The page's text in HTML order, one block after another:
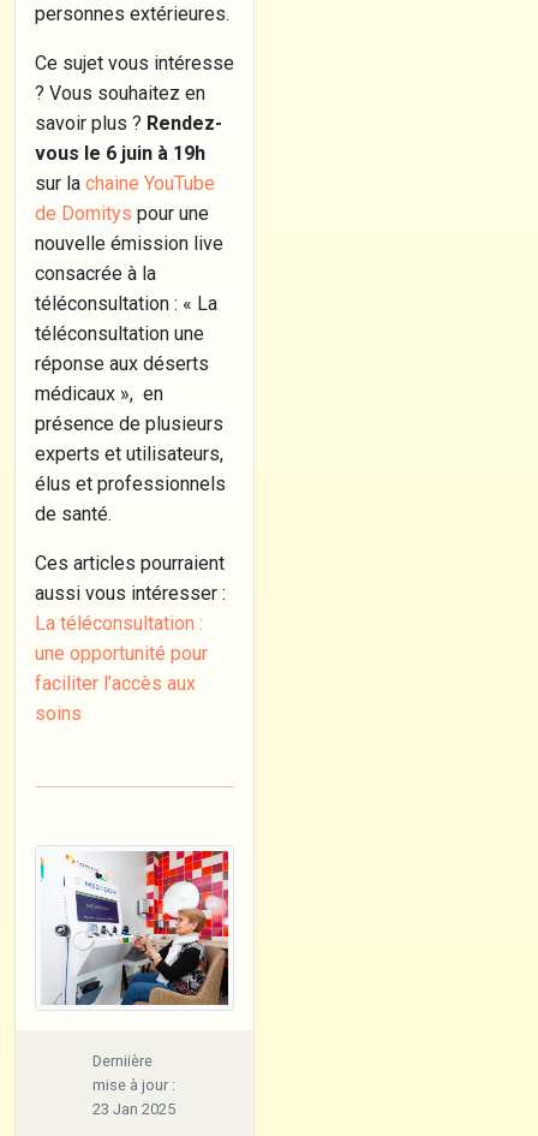
personnes extérieures.
Ce sujet vous intéresse
? Vous souhaitez en
savoir plus ? Rendez-
vous le 6 juin à 19h
sur la chaine YouTube
de Domitys pour une
nouvelle émission live
consacrée à la
téléconsultation : « La
téléconsultation une
réponse aux déserts
médicaux », en
présence de plusieurs
experts et utilisateurs,
élus et professionnels
de santé.
Ces articles pourraient
aussi vous intéresser :
La téléconsultation :
une opportunité pour
faciliter l’accès aux
soins
Derniière
mise à jour :
23 Jan 2025